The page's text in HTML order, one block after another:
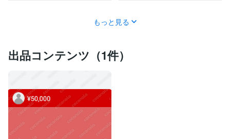
もっと見る
出品コンテンツ（1件）